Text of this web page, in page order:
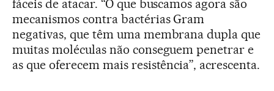
fáceis de atacar. “O que buscamos agora são
mecanismos contra bactérias Gram
negativas, que têm uma membrana dupla que
muitas moléculas não conseguem penetrar e
as que oferecem mais resistência”, acrescenta.